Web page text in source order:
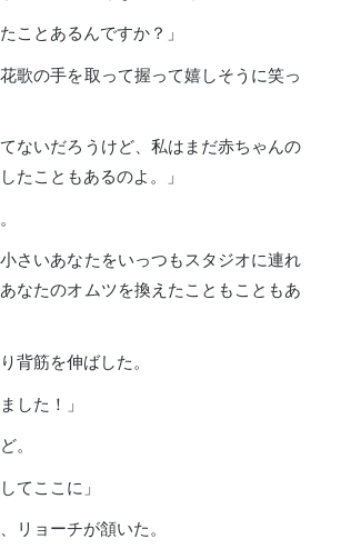
ことあるんですか？」
歌の手を取って握って嬉しそうに笑っ
てないだろうけど、私はまだ赤ちゃんの
たこともあるのよ。」
小さいあなたをいっつもスタジオに連れ
なたのオムツを換えたこともこともあ
背筋を伸ばした。
した！」
。
てここに」
リョーチが頷いた。